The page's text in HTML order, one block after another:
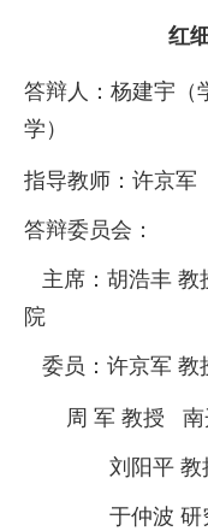
红
答辩人： 杨建宇（
学）
指导教师： 许京军
答辩委员会：
主席： 胡浩丰 教
院
委员 ：许京军 教
周 军 教授
刘阳平
于仲波 研